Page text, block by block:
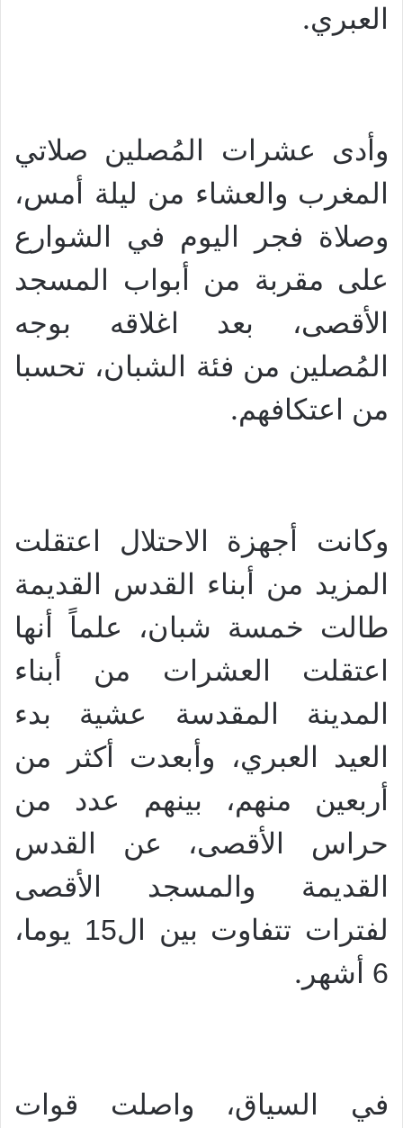
العبري.
وأدى عشرات المُصلين صلاتي
المغرب والعشاء من ليلة أمس،
وصلاة فجر اليوم في الشوارع
على مقربة من أبواب المسجد
الأقصى، بعد اغلاقه بوجه
المُصلين من فئة الشبان، تحسبا
من اعتكافهم.
وكانت أجهزة الاحتلال اعتقلت
المزيد من أبناء القدس القديمة
طالت خمسة شبان، علماً أنها
اعتقلت العشرات من أبناء
المدينة المقدسة عشية بدء
العيد العبري، وأبعدت أكثر من
أربعين منهم، بينهم عدد من
حراس الأقصى، عن القدس
القديمة والمسجد الأقصى
لفترات تتفاوت بين ال15 يوما،
6 أشهر
.
في السياق، واصلت قوات